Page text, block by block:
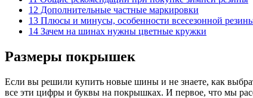
12 Дополнительные частные маркировки
13 Плюсы и минусы, особенности всесезонной
14 Зачем на шинах нужны цветные кружки
Размеры покрышек
Если вы решили купить новые шины и не знаете, как
все эти цифры и буквы на покрышках. И первое, что мы